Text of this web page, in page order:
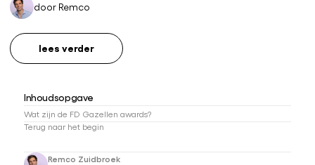
door Remco
lees verder
Inhoudsopgave
Wat zijn de FD Gazellen awards?
Terug naar het begin
Remco Zuidbroek